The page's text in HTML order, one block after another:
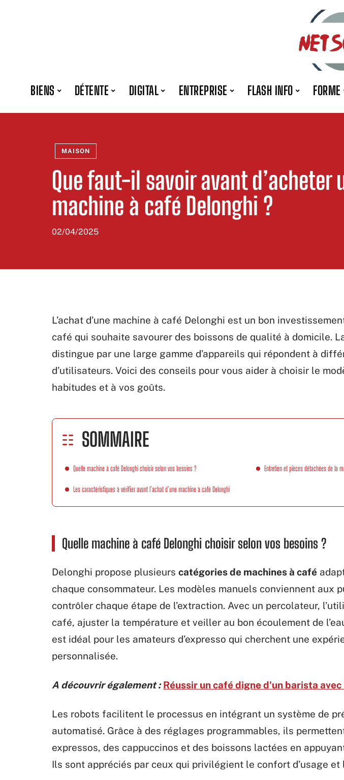
BIENS DÉTENTE DIGITAL ENTREPRISE FLASH INFO FORME
MAISON
Que faut-il savoir avant d’acheter
machine à café Delonghi ?
02/04/2025
L’achat d’une machine à café Delonghi est un bon
café qui souhaite savourer des boissons de qualité à domicile.
distingue par une large gamme d’appareils qui répondent à
d’utilisateurs. Voici des conseils pour vous aider à choisir le
habitudes et à vos goûts.
SOMMAIRE
Quelle machine à café Delonghi choisir selon vos besoins ?
Les caractéristiques à vérifier avant l’achat d’une machine à café Delonghi
Entretien et pièces détachées de la
Quelle machine à café Delonghi choisir selon vos besoins ?
Delonghi propose plusieurs catégories de machines à café
chaque consommateur. Les modèles manuels conviennent aux
contrôler chaque étape de l’extraction. Avec un percolateur,
café, ajuster la température et veiller au bon écoulement de
est idéal pour les amateurs d’expresso qui cherchent une
personnalisée.
A découvrir également : Réussir un café digne d'un barista
Les robots facilitent le processus en intégrant un système de
automatisé. Grâce à des réglages programmables, ils
expressos, des cappuccinos et des boissons lactées en
Ils sont appréciés par ceux qui privilégient le confort d’usage et